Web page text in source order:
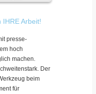
IHRE Arbeit!
presse-
hoch
machen.
Der
beim
für